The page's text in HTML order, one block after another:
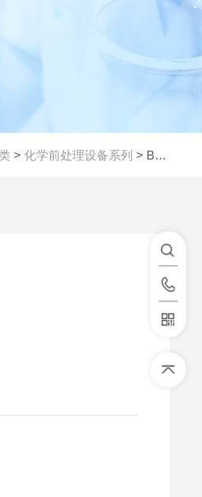
>化学前处理设备系列 > BMD系列氮吹仪